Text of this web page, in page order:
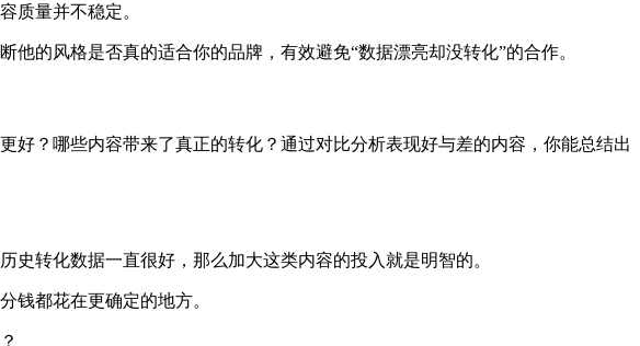
质量并不稳定。
的风格是否真的适合你的品牌，有效避免“数据漂亮却没转化”的合作。
？哪些内容带来了真正的转化？通过对比分析表现好与差的内容，你能总结出
转化数据一直很好，那么加大这类内容的投入就是明智的。
钱都花在更确定的地方。